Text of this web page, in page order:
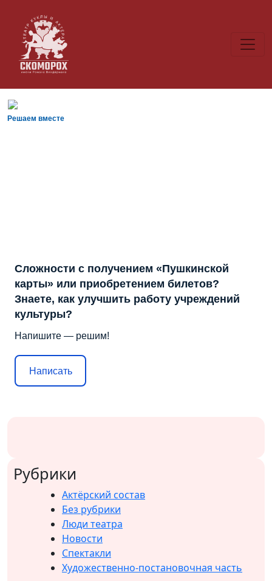
Решаем вместе
Сложности с получением «Пушкинской
карты» или приобретением билетов?
Знаете, как улучшить работу учреждений
культуры?
Напишите — решим!
Написать
Рубрики
Актёрский состав
Без рубрики
Люди театра
Новости
Спектакли
Художественно-постановочная часть